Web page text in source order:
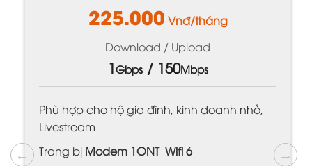
225.000 Vnđ/tháng
Download / Upload
1Gbps/ 150Mbps
Phù hợp cho hộ gia đình, kinh doanh nhỏ,
Livestream
Trang bị Modem 1ONT Wifi 6